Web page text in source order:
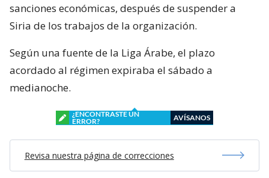
sanciones económicas, después de suspender a
Siria de los trabajos de la organización.
Según una fuente de la Liga Árabe, el plazo
acordado al régimen expiraba el sábado a
medianoche.
¿ENCONTRASTE UN
ERROR?
AVÍSANOS
Revisa nuestra página de correcciones